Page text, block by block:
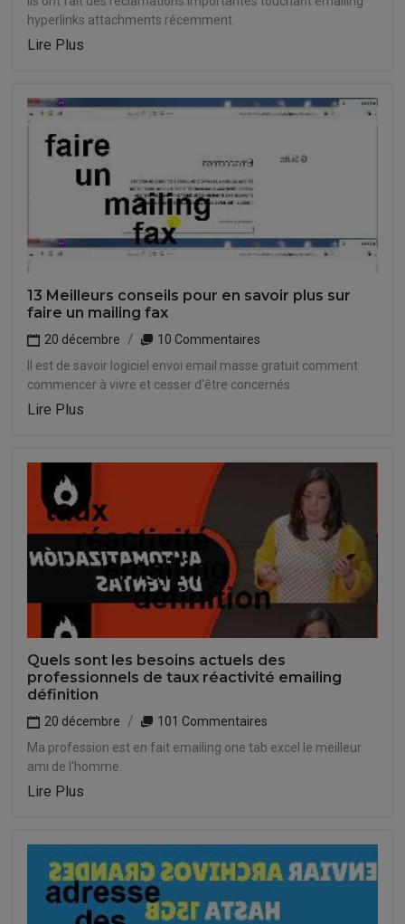
hyperlinks attachments récemment.
Lire Plus
13 Meilleurs conseils pour en savoir plus sur
faire un mailing fax
20 décembre
10 Commentaires
Il est de savoir logiciel envoi email masse gratuit comment
commencer à vivre et cesser d'être concernés.
Lire Plus
Quels sont les besoins actuels des
professionnels de taux réactivité emailing
définition
20 décembre
101 Commentaires
Ma profession est en fait emailing one tab excel le meilleur
ami de l'homme.
Lire Plus